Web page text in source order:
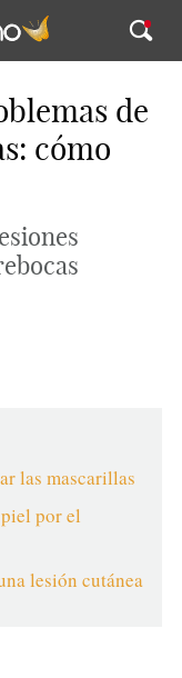
de
cómo
las mascarillas
por el
lesión cutánea